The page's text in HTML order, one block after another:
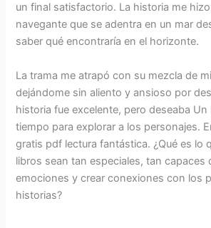
un final satisfactorio. La historia me
navegante que se adentra en un mar
saber qué encontraría en el horizonte.
La trama me atrapó con su mezcla de
dejándome sin aliento y ansioso por
historia fue excelente, pero deseaba Un
tiempo para explorar a los personajes.
gratis pdf lectura fantástica. ¿Qué es lo
libros sean tan especiales, tan capaces
emociones y crear conexiones con los
historias?